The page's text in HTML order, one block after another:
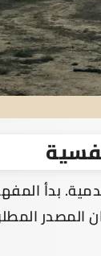
بدأ
المصدر